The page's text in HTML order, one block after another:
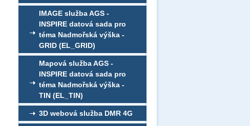
IMAGE služba AGS -
INSPIRE datová sada pro
téma Nadmořská výška -
GRID (EL_GRID)
Mapová služba AGS -
INSPIRE datová sada pro
téma Nadmořská výška -
TIN (EL_TIN)
3D webová služba DMR 4G